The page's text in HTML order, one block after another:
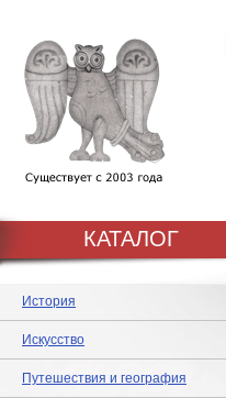
КАТАЛОГ
История
Искусство
Путешествия и география